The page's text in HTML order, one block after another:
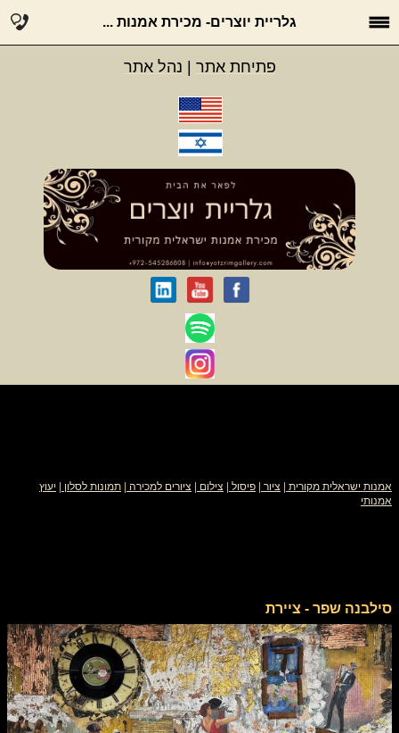
גלריית יוצרים- מכירת אמנות ...
פתיחת אתר נהל אתר
אמנות ישראלית מקורית ציור פיסול צילום ציורים למכירה תמונות לסלון
יעוץ
אמנותי
סילבנה שפר - ציירת